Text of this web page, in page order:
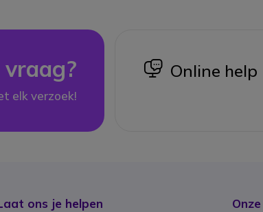
vraag?
elk verzoek!
icon
Online help
ons je helpen